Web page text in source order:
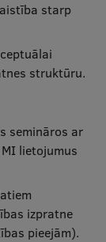
starp
struktūru.
semināros ar
lietojumus
izpratne
pieejām).